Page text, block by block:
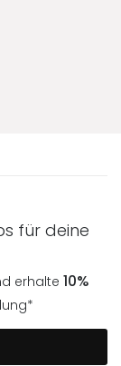
für deine
erhalte 10%